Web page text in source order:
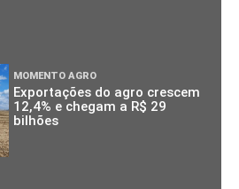
MOMENTO AGRO
Exportações do agro crescem
12,4% e chegam a R$ 29
bilhões